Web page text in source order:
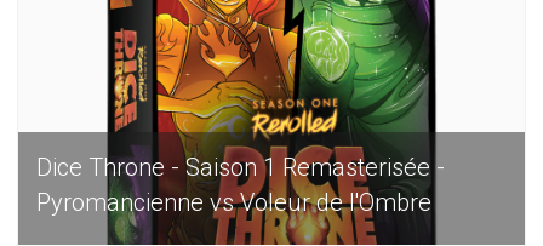
Dice Throne - Saison 1 Remasterisée -
Pyromancienne vs Voleur de l'Ombre